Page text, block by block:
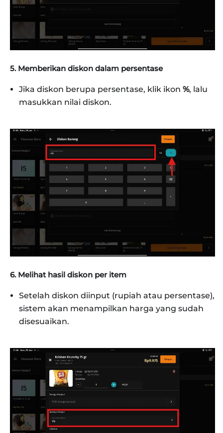
5. Memberikan diskon dalam persentase
Jika diskon berupa persentase, klik ikon %, lalu
masukkan nilai diskon.
6. Melihat hasil diskon per item
Setelah diskon diinput (rupiah atau persentase),
sistem akan menampilkan harga yang sudah
disesuaikan.